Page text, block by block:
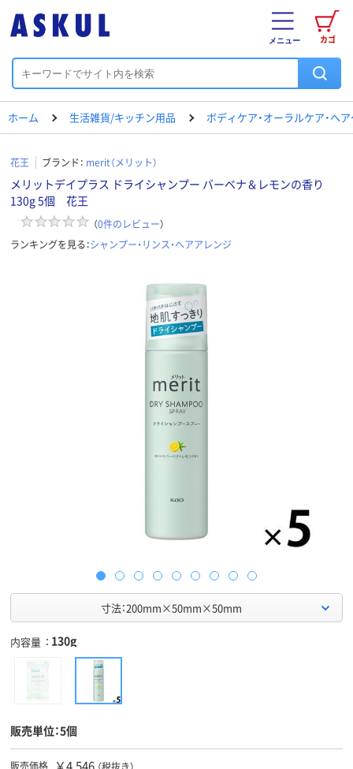
カゴ
メニュー
ホーム 生活雑貨/キッチン用品 ボディケア・オーラルケア・ヘ
花王 ブランド： merit（メリット）
メリットデイプラス ドライシャンプー バーベナ＆レモンの香り
130g 5個 花王
（0件のレビュー）
ランキングを見る：シャンプー・リンス・ヘアアレンジ
寸法：200mm×50mm×50mm
内容量 130g
販売単位：5個
販売価格 ￥4,546